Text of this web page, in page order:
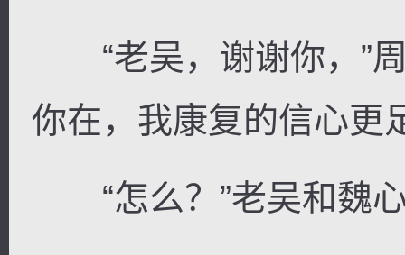
“老吴，谢谢你，”周
你在，我康复的信心
“怎么？”老吴和魏